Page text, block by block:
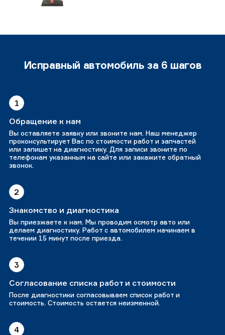
Исправный автомобиль за 6 шагов
1
Обращение к нам
Вы оставляете заявку или звоните нам. Наш менеджер
проконсультирует Вас по стоимости работ и запчастей
или запишет на диагностику. Для записи звоните по
телефонам указанным на сайте или закажите обратный
звонок.
2
Знакомство и диагностика
Вы приезжаете к нам. Мы проводим осмотр авто или
делаем диагностику. Работ с автомобилем начинаем в
течении 15 минут после приезда.
3
Согласование списка работ и стоимости
После диагностики согласовываем список работ и
стоимость. Стоимость остается неизменной.
4